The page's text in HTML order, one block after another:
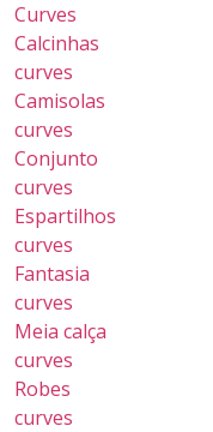
Curves
Calcinhas
curves
Camisolas
curves
Conjunto
curves
Espartilhos
curves
Fantasia
curves
Meia calça
curves
Robes
curves